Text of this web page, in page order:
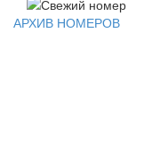
АРХИВ НОМЕРОВ